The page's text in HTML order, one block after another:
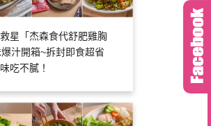
星「杰森食代舒肥雞胸
汁開箱~拆封即食超省
吃不膩！